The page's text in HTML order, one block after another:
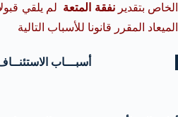
الخاص بتقديرنفقة المتعة لم يلقي
الميعاد المقرر قانونا للأسباب التالية
أسبـــاب